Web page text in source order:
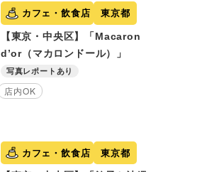
カフェ・飲食店 東京都
【東京・中央区】「Macaron
d’or（マカロンドール）」
写真レポートあり
店内OK
カフェ・飲食店 東京都